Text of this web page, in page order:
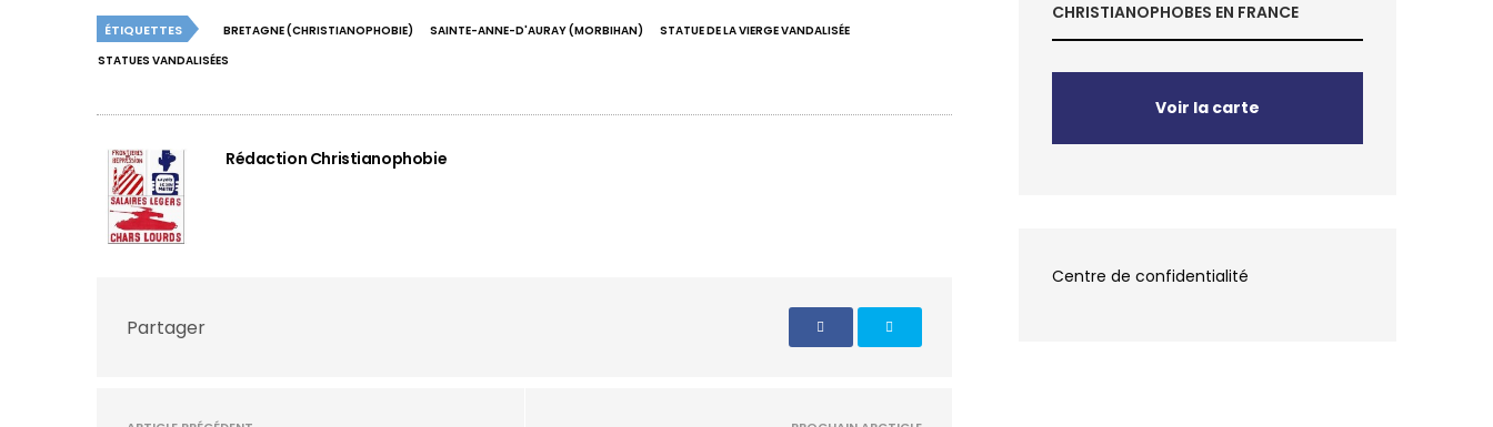
ÉTIQUETTES BRETAGNE (CHRISTIANOPHOBIE) SAINTE-ANNE-D'AURAY (MORBIHAN)
STATUE DE LA VIERGE VANDALISÉE
STATUES VANDALISÉES
Rédaction Christianophobie
Partager
CHRISTIANOPHOBES EN FRANCE
Voir la carte
Centre de confidentialité